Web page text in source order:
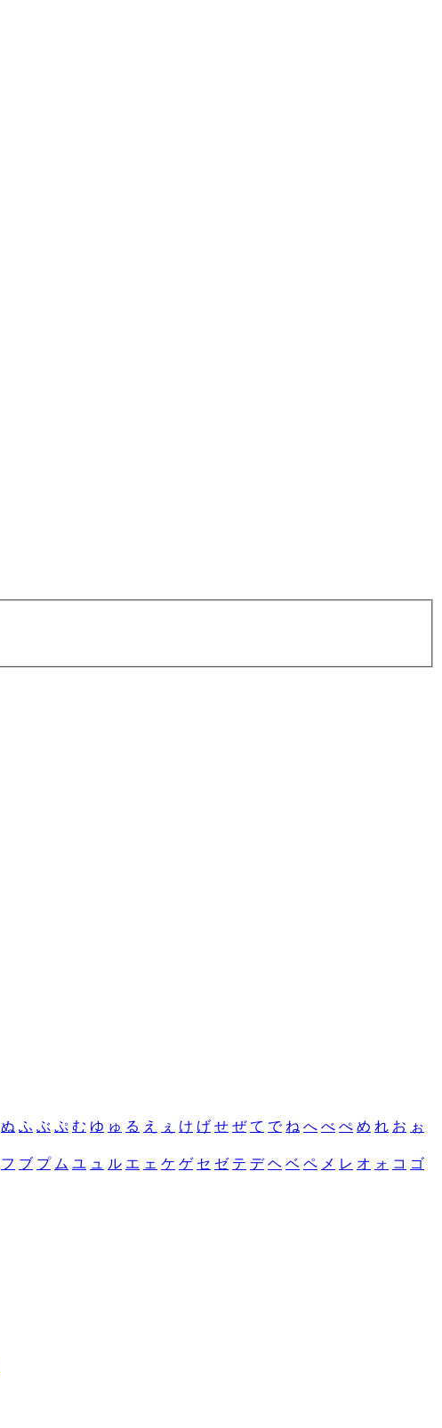
ぬ ふ ぶ ぷ む ゆ ゅ る え ぇ け げ せ ぜ て で ね へ べ ぺ め れ お ぉ
フ ブ プ ム ユ ュ ル エ ェ ケ ゲ セ ゼ テ デ ヘ ベ ペ メ レ オ ォ コ ゴ